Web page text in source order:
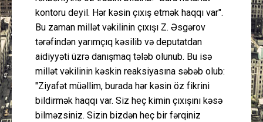
kontoru deyil. Hər kəsin çıxış etmək haqqı var".
Bu zaman millət vəkilinin çıxışı Z. Əsgərov
tərəfindən yarımçıq kəsilib və deputatdan
aidiyyəti üzrə danışmaq tələb olunub. Bu isə
millət vəkilinin kəskin reaksiyasına səbəb olub:
"Ziyafət müəllim, burada hər kəsin öz fikrini
bildirmək haqqı var. Siz heç kimin çıxışını kəsə
bilməzsiniz. Sizin bizdən heç bir fərqiniz